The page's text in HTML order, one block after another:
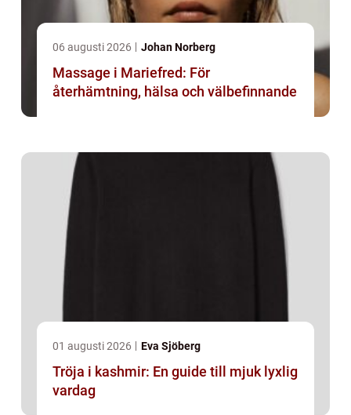
06 augusti 2026 Johan Norberg
Massage i Mariefred: För
återhämtning, hälsa och välbefinnande
01 augusti 2026 Eva Sjöberg
Tröja i kashmir: En guide till mjuk lyxlig
vardag